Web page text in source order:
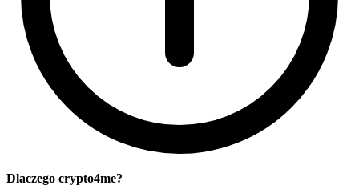
Dlaczego crypto4me?